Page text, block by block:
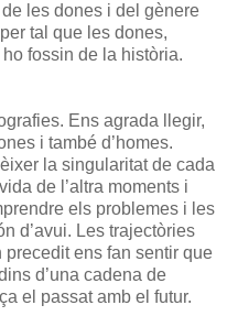
les dones i del gènere
tal que les dones,
fossin de la història.
Ens agrada llegir,
i també d’homes.
la singularitat de cada
de l’altra moments i
els problemes i les
d’avui. Les trajectòries
ens fan sentir que
d’una cadena de
el passat amb el futur.